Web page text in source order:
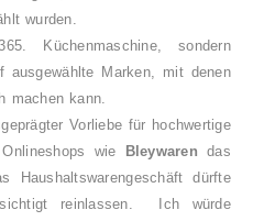
wurden.
Küchenmaschine, sondern
ausgewählte Marken, mit denen
machen kann.
Vorliebe für hochwertige
wie
Bleywarendas
Haushaltswarengeschäft dürfte
reinlassen. Ich würde